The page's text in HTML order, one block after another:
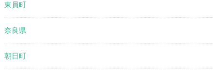
東員町
奈良県
朝日町